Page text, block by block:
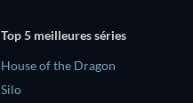
Top 5 meilleures séries
House of the Dragon
Silo